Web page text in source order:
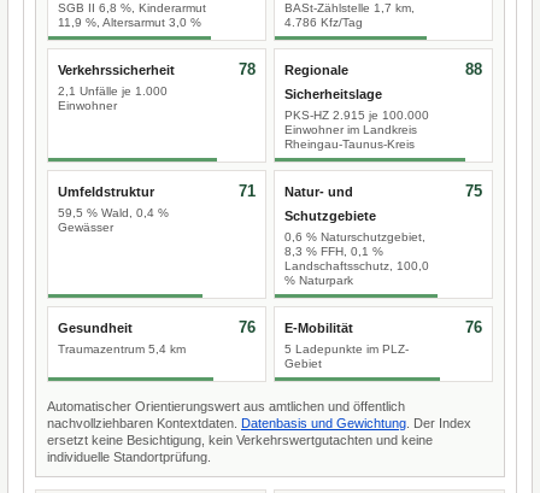
SGB II 6,8 %, Kinderarmut
11,9 %, Altersarmut 3,0 %
BASt-Zählstelle 1,7 km,
4.786 Kfz/Tag
Verkehrssicherheit
2,1 Unfälle je 1.000
Einwohner
78
Regionale
Sicherheitslage
PKS-HZ 2.915 je 100.000
Einwohner im Landkreis
Rheingau-Taunus-Kreis
88
Umfeldstruktur
59,5 % Wald, 0,4 %
Gewässer
71
Natur- und
Schutzgebiete
0,6 % Naturschutzgebiet,
8,3 % FFH, 0,1 %
Landschaftsschutz, 100,0
% Naturpark
75
Gesundheit
Traumazentrum 5,4 km
76 E-Mobilität
5 Ladepunkte im PLZ-
Gebiet
76
Automatischer Orientierungswert aus amtlichen und öffentlich
nachvollziehbaren Kontextdaten. Datenbasis und Gewichtung . Der Index
ersetzt keine Besichtigung, kein Verkehrswertgutachten und keine
individuelle Standortprüfung.